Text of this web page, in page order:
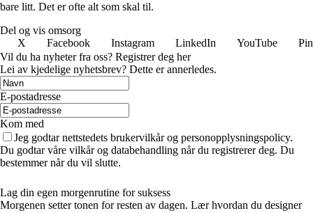
bare litt. Det er ofte alt som skal til.
Del og vis omsorg
X
Facebook Instagram LinkedIn YouTube
Vil du ha nyheter fra oss? Registrer deg her
Lei av kjedelige nyhetsbrev? Dette er annerledes.
E-postadresse
Kom med
Jeg godtar nettstedets brukervilkår og personopplysningspolicy.
Du godtar våre vilkår og databehandling når du registrerer deg. Du
bestemmer når du vil slutte.
Lag din egen morgenrutine for suksess
Morgenen setter tonen for resten av dagen. Lær hvordan du designer